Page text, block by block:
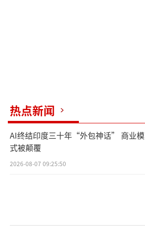
热点新闻
AI终结印度三十年“外包神话” 商业模
式被颠覆
2026-08-07 09:25:50